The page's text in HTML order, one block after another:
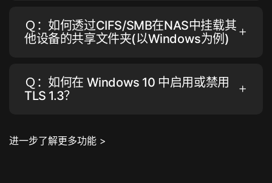
Ｑ：如何透过CIFS/SMB在NAS中挂载其
他设备的共享文件夹(以Windows为例)
Ｑ：如何在 Windows 10 中启用或禁用
TLS 1.3？
进一步了解更多功能 >